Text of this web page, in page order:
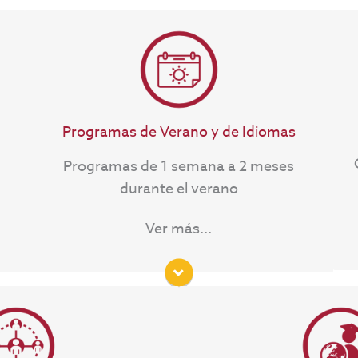
Programas de Verano y de Idiomas
Programas de 1 semana a 2 meses
durante el verano
Ver más...
Programas de 1 semana a 2 meses de
duración durante el periodo de
verano o invierno
Se pueden otorgar créditos por
participación.
oportunidades de
y experiencias de
Estas oportunidades
pero pueden ofrecer